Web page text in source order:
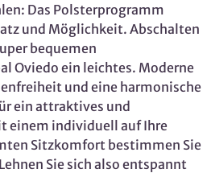
Das Polsterprogramm
und Möglichkeit. Abschalten
bequemen
Oviedo ein leichtes. Moderne
und eine harmonische
ein attraktives und
einem individuell auf Ihre
Sitzkomfort bestimmen Sie
Sie sich also entspannt